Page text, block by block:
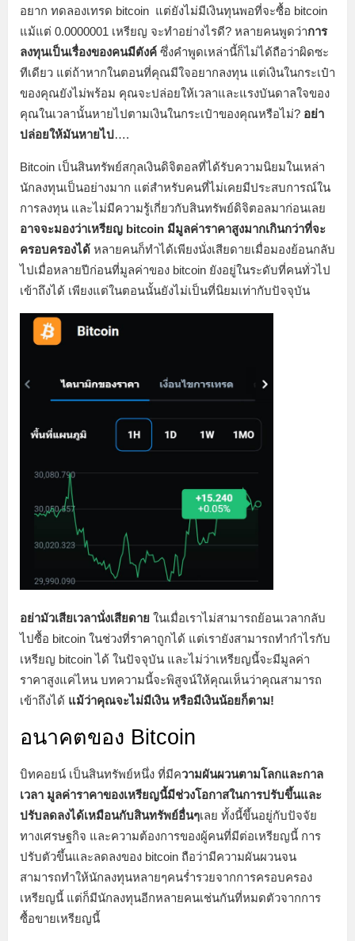
อยาก ทดลองเทรด bitcoin แต่ยังไม่มีเงินทุนพอที่จะซื้อ bitcoin
แม้แต่ 0.0000001 เหรียญ จะทำอย่างไรดี? หลายคนพูดว่าการ
ลงทุนเป็นเรื่องของคนมีตังค์ ซึ่งคำพูดเหล่านี้ก็ไม่ได้ถือว่าผิดซะ
ทีเดียว แต่ถ้าหากในตอนที่คุณมีใจอยากลงทุน แต่เงินในกระเป๋า
ของคุณยังไม่พร้อม คุณจะปล่อยให้เวลาและแรงบันดาลใจของ
คุณในเวลานั้นหายไปตามเงินในกระเป๋าของคุณหรือไม่? อย่า
ปล่อยให้มันหายไป….
Bitcoin เป็นสินทรัพย์สกุลเงินดิจิตอลที่ได้รับความนิยมในเหล่า
นักลงทุนเป็นอย่างมาก แต่สำหรับคนที่ไม่เคยมีประสบการณ์ใน
การลงทุน และไม่มีความรู้เกี่ยวกับสินทรัพย์ดิจิตอลมาก่อนเลย
อาจจะมองว่าเหรียญ bitcoin มีมูลค่าราคาสูงมากเกินกว่าที่จะ
ครอบครองได้ หลายคนก็ทำได้เพียงนั่งเสียดายเมื่อมองย้อนกลับ
ไปเมื่อหลายปีก่อนที่มูลค่าของ bitcoin ยังอยู่ในระดับที่คนทั่วไป
เข้าถึงได้ เพียงแต่ในตอนนั้นยังไม่เป็นที่นิยมเท่ากับปัจจุบัน
อย่ามัวเสียเวลานั่งเสียดาย ในเมื่อเราไม่สามารถย้อนเวลากลับ
ไปซื้อ bitcoin ในช่วงที่ราคาถูกได้ แต่เรายังสามารถทำกำไรกับ
เหรียญ bitcoin ได้ ในปัจจุบัน และไม่ว่าเหรียญนี้จะมีมูลค่า
ราคาสูงแค่ไหน บทความนี้จะพิสูจน์ให้คุณเห็นว่าคุณสามารถ
เข้าถึงได้ แม้ว่าคุณจะไม่มีเงิน หรือมีเงินน้อยก็ตาม!
อนาคตของ Bitcoin
บิทคอยน์ เป็นสินทรัพย์หนึ่ง ที่มีความผันผวนตามโลกและกาล
เวลา มูลค่าราคาของเหรียญนี้มีช่วงโอกาสในการปรับขึ้นและ
ปรับลดลงได้เหมือนกับสินทรัพย์อื่นๆเลย ทั้งนี้ขึ้นอยู่กับปัจจัย
ทางเศรษฐกิจ และความต้องการของผู้คนที่มีต่อเหรียญนี้ การ
ปรับตัวขึ้นและลดลงของ bitcoin ถือว่ามีความผันผวนจน
สามารถทำให้นักลงทุนหลายๆคนร่ำรวยจากการครอบครอง
เหรียญนี้ แต่ก็มีนักลงทุนอีกหลายคนเช่นกันที่หมดตัวจากการ
ซื้อขายเหรียญนี้